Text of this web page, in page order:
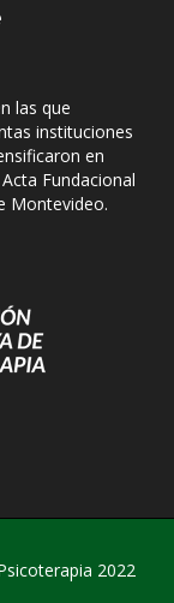
las que
instituciones
en
Fundacional
Montevideo.
2022